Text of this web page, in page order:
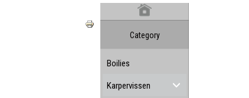
Category
Boilies
Karpervissen